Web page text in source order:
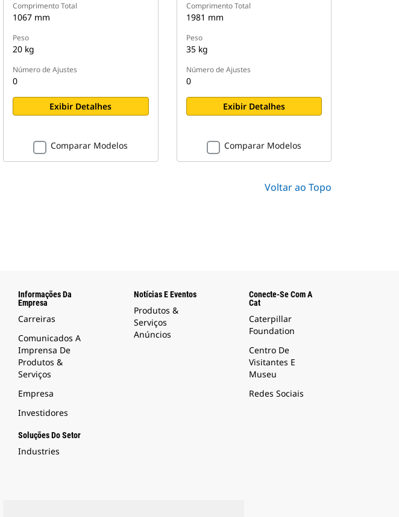
Comprimento Total
1067 mm
Peso
20 kg
Número de Ajustes
0
Exibir Detalhes
Comparar Modelos
Comprimento Total
1981 mm
Peso
35 kg
Número de Ajustes
0
Exibir Detalhes
Comparar Modelos
Voltar ao Topo
Informações Da
Empresa
Carreiras
Comunicados A
Imprensa De
Produtos &
Serviços
Empresa
Investidores
Soluções Do Setor
Industries
Notícias E Eventos
Produtos &
Serviços
Anúncios
Conecte-Se Com A
Cat
Caterpillar
Foundation
Centro De
Visitantes E
Museu
Redes Sociais